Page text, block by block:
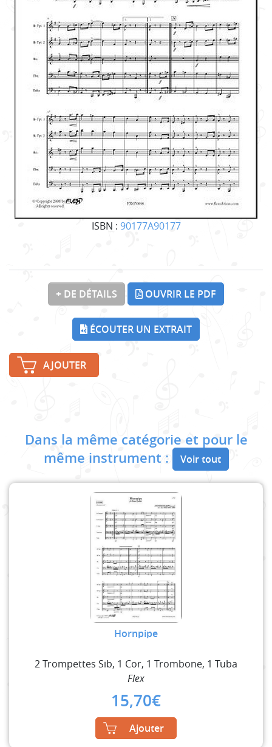
ISBN : 90177A90177
+ DE DÉTAILS OUVRIR LE PDF
ÉCOUTER UN EXTRAIT
AJOUTER
Dans la même catégorie et pour le
même instrument :
Voir tout
Hornpipe
2 Trompettes Sib, 1 Cor, 1 Trombone, 1 Tuba
Flex
15,70€
Ajouter